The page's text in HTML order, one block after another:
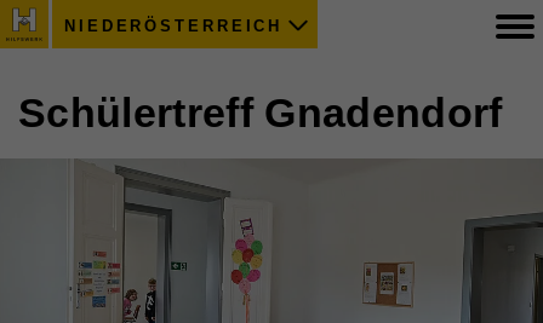
NIEDERÖSTERREICH
Schülertreff Gnadendorf